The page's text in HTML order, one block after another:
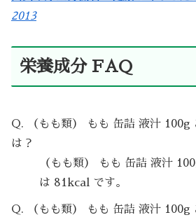
2013
栄養成分 FAQ
Q. （もも類） もも 缶詰 液汁 100g
は？
（もも類） もも 缶詰 液汁
は 81kcal です。
Q. （もも類） もも 缶詰 液汁 100g